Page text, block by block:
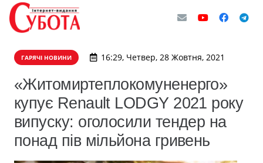
ГАРЯЧІ НОВИНИ 16:29, Четвер, 28 Жовтня, 2021
​«Житомиртеплокомуненерго»
купує Renault LODGY 2021 року
випуску: оголосили тендер на
понад пів мільйона гривень